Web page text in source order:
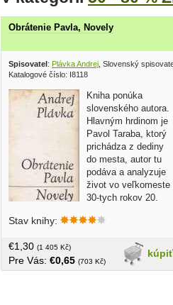
Obrátenie Pavla, Novely
Spisovatel: Plávka Andrej , Slovenský
Katalogové číslo: I8118
Kniha ponúka
slovenského autora.
Hlavným hrdinom je
Pavol Taraba, ktorý
prichádza z dediny
do mesta, autor tu
podáva a analyzuje
život vo veľkomeste
30-tych rokov 20.
viechy, nová spoločnosť sú prisilným
sa potvrdzuje stará životná múdrosť -
iba pri strate dôležitých hodnôt zistíme,
čo pre nás znamenali. Ďalej kniha
Stav knihy:
kúpiť
€1,30 (1 405 Kč)
Pre Vás: €0,65 (703 Kč)